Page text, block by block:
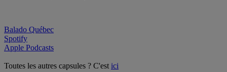
Balado Québec
Spotify
Apple Podcasts
Toutes les autres capsules ? C'est ici